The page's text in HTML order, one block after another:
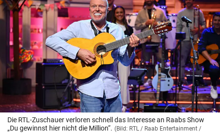
Die RTL-Zuschauer verloren schnell das Interesse an Raabs Show
„Du gewinnst hier nicht die Million“. (Bild: RTL / Raab Entertainment /